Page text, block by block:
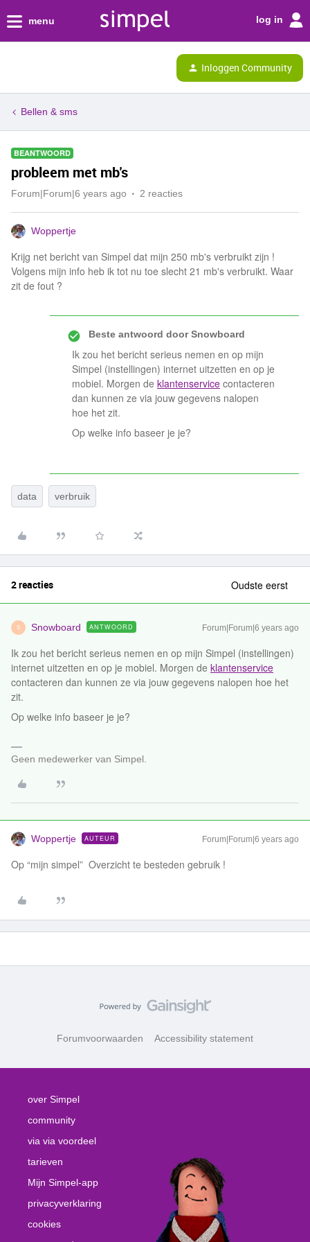
menu log in
Inloggen Community
Bellen & sms
BEANTWOORD
probleem met mb's
Forum|Forum|6 years ago 2 reacties
Woppertje
Krijg net bericht van Simpel dat mijn 250 mb's verbruikt zijn !
Volgens mijn info heb ik tot nu toe slecht 21 mb's verbruikt. Waar
zit de fout ?
Beste antwoord doorSnowboard
Ik zou het bericht serieus nemen en op mijn
Simpel (instellingen) internet uitzetten en op je
mobiel. Morgen de klantenservice contacteren
dan kunnen ze via jouw gegevens nalopen
hoe het zit.
Op welke info baseer je je?
data verbruik
2 reacties Oudste eerst
S Snowboard ANTWOORD Forum|Forum|6 years ago
Ik zou het bericht serieus nemen en op mijn Simpel (instellingen)
internet uitzetten en op je mobiel. Morgen de klantenservice
contacteren dan kunnen ze via jouw gegevens nalopen hoe het
zit.
Op welke info baseer je je?
Geen medewerker van Simpel.
Woppertje AUTEUR Forum|Forum|6 years ago
Op “mijn simpel” Overzicht te besteden gebruik !
Forumvoorwaarden Accessibility statement
over Simpel
community
via via voordeel
tarieven
Mijn Simpel-app
privacyverklaring
cookies